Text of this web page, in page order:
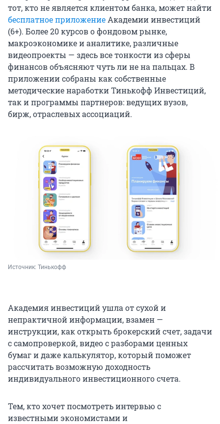
тот, кто не является клиентом банка, может найти
бесплатное приложениеАкадемии инвестиций
(6+). Более 20 курсов о фондовом рынке,
макроэкономике и аналитике, различные
видеопроекты — здесь все тонкости из сферы
финансов объясняют чуть ли не на пальцах. В
приложении собраны как собственные
методические наработки Тинькофф Инвестиций,
так и программы партнеров: ведущих вузов,
бирж, отраслевых ассоциаций.
Источник: Тинькофф
Академия инвестиций ушла от сухой и
непрактичной информации, взамен —
инструкции, как открыть брокерский счет, задачи
с самопроверкой, видео с разборами ценных
бумаг и даже калькулятор, который поможет
рассчитать возможную доходность
индивидуального инвестиционного счета.
Тем, кто хочет посмотреть интервью с
известными экономистами и